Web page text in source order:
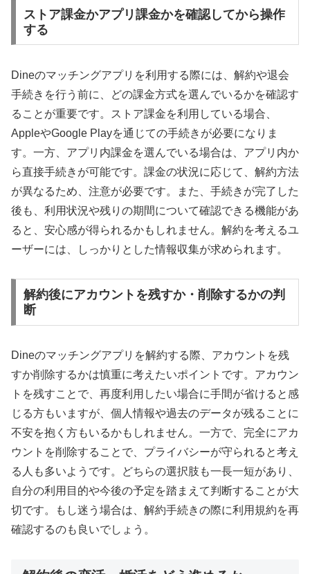
ストア課金かアプリ課金かを確認してから操作
する
Dineのマッチングアプリを利用する際には、解約や退会
手続きを行う前に、どの課金方式を選んでいるかを確認す
ることが重要です。ストア課金を利用している場合、
AppleやGoogle Playを通じての手続きが必要になりま
す。一方、アプリ内課金を選んでいる場合は、アプリ内か
ら直接手続きが可能です。課金の状況に応じて、解約方法
が異なるため、注意が必要です。また、手続きが完了した
後も、利用状況や残りの期間について確認できる機能があ
ると、安心感が得られるかもしれません。解約を考えるユ
ーザーには、しっかりとした情報収集が求められます。
解約後にアカウントを残すか・削除するかの判
断
Dineのマッチングアプリを解約する際、アカウントを残
すか削除するかは慎重に考えたいポイントです。アカウン
トを残すことで、再度利用したい場合に手間が省けると感
じる方もいますが、個人情報や過去のデータが残ることに
不安を抱く方もいるかもしれません。一方で、完全にアカ
ウントを削除することで、プライバシーが守られると考え
る人も多いようです。どちらの選択肢も一長一短があり、
自分の利用目的や今後の予定を踏まえて判断することが大
切です。もし迷う場合は、解約手続きの際に利用規約を再
確認するのも良いでしょう。